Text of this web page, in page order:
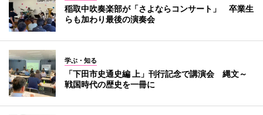
稲取中吹奏楽部が「さよならコンサート」 卒業生
らも加わり最後の演奏会
学ぶ・知る
「下田市史通史編 上」刊行記念で講演会 縄文～
戦国時代の歴史を一冊に